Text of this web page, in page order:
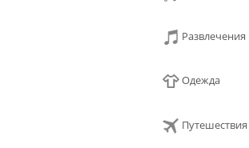
Развлечения
Одежда
Путешествия